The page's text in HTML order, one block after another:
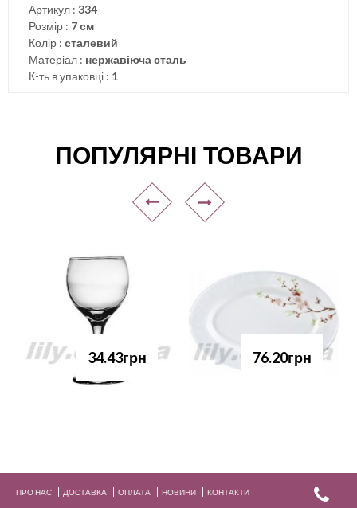
Артикул : 334
Розмір : 7 см
Колір : сталевий
Матеріал : нержавіюча сталь
К-ть в упаковці : 1
ПОПУЛЯРНІ ТОВАРИ
34.43грн 76.20грн
ПРО НАС ДОСТАВКА ОПЛАТА НОВИНИ КОНТАКТИ